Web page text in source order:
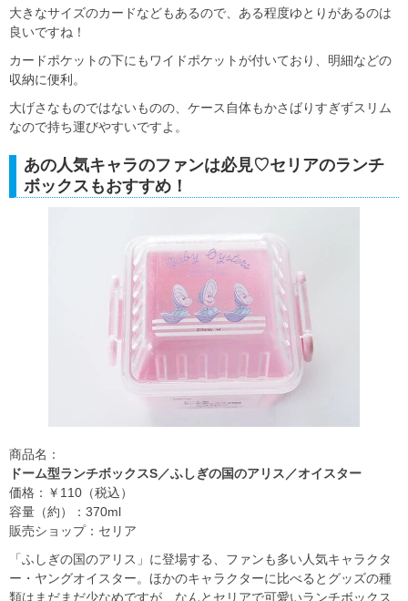
大きなサイズのカードなどもあるので、ある程度ゆとりがあるのは
良いですね！
カードポケットの下にもワイドポケットが付いており、明細などの
収納に便利。
大げさなものではないものの、ケース自体もかさばりすぎずスリム
なので持ち運びやすいですよ。
あの人気キャラのファンは必見♡セリアのランチ
ボックスもおすすめ！
商品名：
ドーム型ランチボックスS／ふしぎの国のアリス／オイスター
価格：￥110（税込）
容量（約）：370ml
販売ショップ：セリア
「ふしぎの国のアリス」に登場する、ファンも多い人気キャラクタ
ー・ヤングオイスター。ほかのキャラクターに比べるとグッズの種
類はまだまだ少なめですが、なんとセリアで可愛いランチボックス